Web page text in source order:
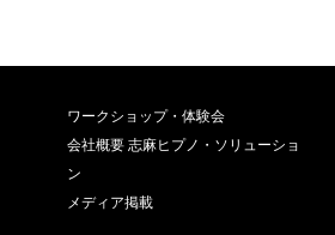
ワークショップ・体験会
会社概要 志麻ヒプノ・ソリューショ
ン
メディア掲載